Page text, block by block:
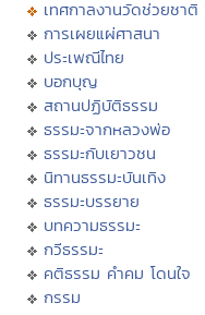
เทศกาลงานวัดช่วยชาติ
การเผยแผ่ศาสนา
ประเพณีไทย
บอกบุญ
สถานปฏิบัติธรรม
ธรรมะจากหลวงพ่อ
ธรรมะกับเยาวชน
นิทานธรรมะบันเทิง
ธรรมะบรรยาย
บทความธรรมะ
กวีธรรมะ
คติธรรม คำคม โดนใจ
กรรม